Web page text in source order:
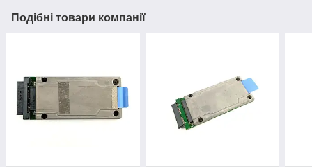
Подібні товари компанії